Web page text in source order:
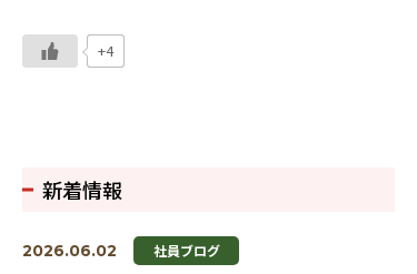
+4
新着情報
社員ブログ
2026.06.02